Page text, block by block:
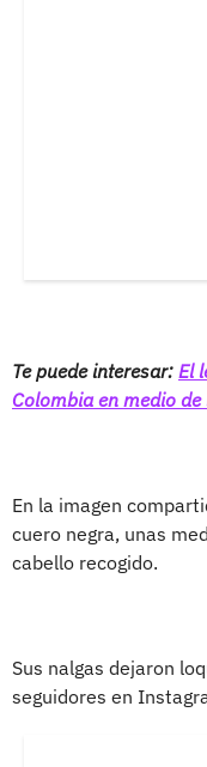
Te puede interesar: El
Colombia en medio
En la imagen
cuero negra, unas
cabello recogido.
Sus nalgas dejaron
seguidores en